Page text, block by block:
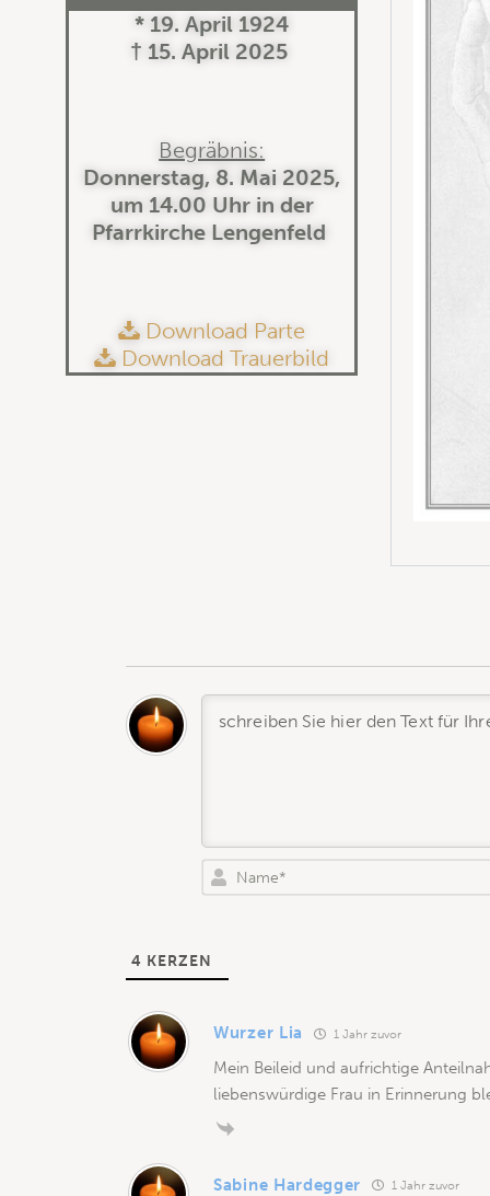
* 19. April 1924
† 15. April 2025
Begräbnis:
Donnerstag, 8. Mai 2025,
um 14.00 Uhr in der
Pfarrkirche Lengenfeld
Download Parte
Download Trauerbild
4 KERZEN
Wurzer Lia 1 Jahr zuvor
Mein Beileid und aufrichtige
liebenswürdige Frau in Erinnerung
Sabine Hardegger 1 Jahr zuvor